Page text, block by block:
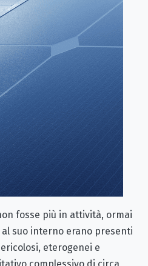
fosse più in attività, ormai
suo interno erano presenti
eterogenei e
complessivo di circa